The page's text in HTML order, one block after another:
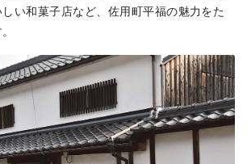
い和菓子店など、佐用町平福の魅力をた